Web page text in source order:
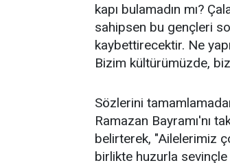
kapı bulamadın mı?
sahipsen bu gençleri
kaybettirecektir. Ne
Bizim kültürümüzde,
Sözlerini
Ramazan Bayramı'nı
belirterek, "Ailelerimiz
birlikte huzurla sevinçle